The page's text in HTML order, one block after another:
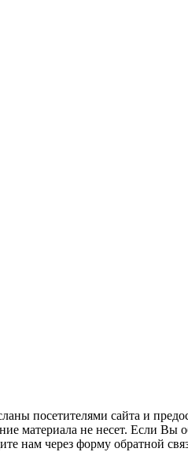
посетителями сайта и
материала не несет. Если Вы
нам через форму обратной